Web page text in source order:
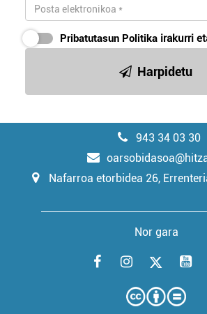
Pribatutasun Politika irakurri
Harpidetu
943 34 03 30
Nafarroa etorbidea 26,
Nor gara